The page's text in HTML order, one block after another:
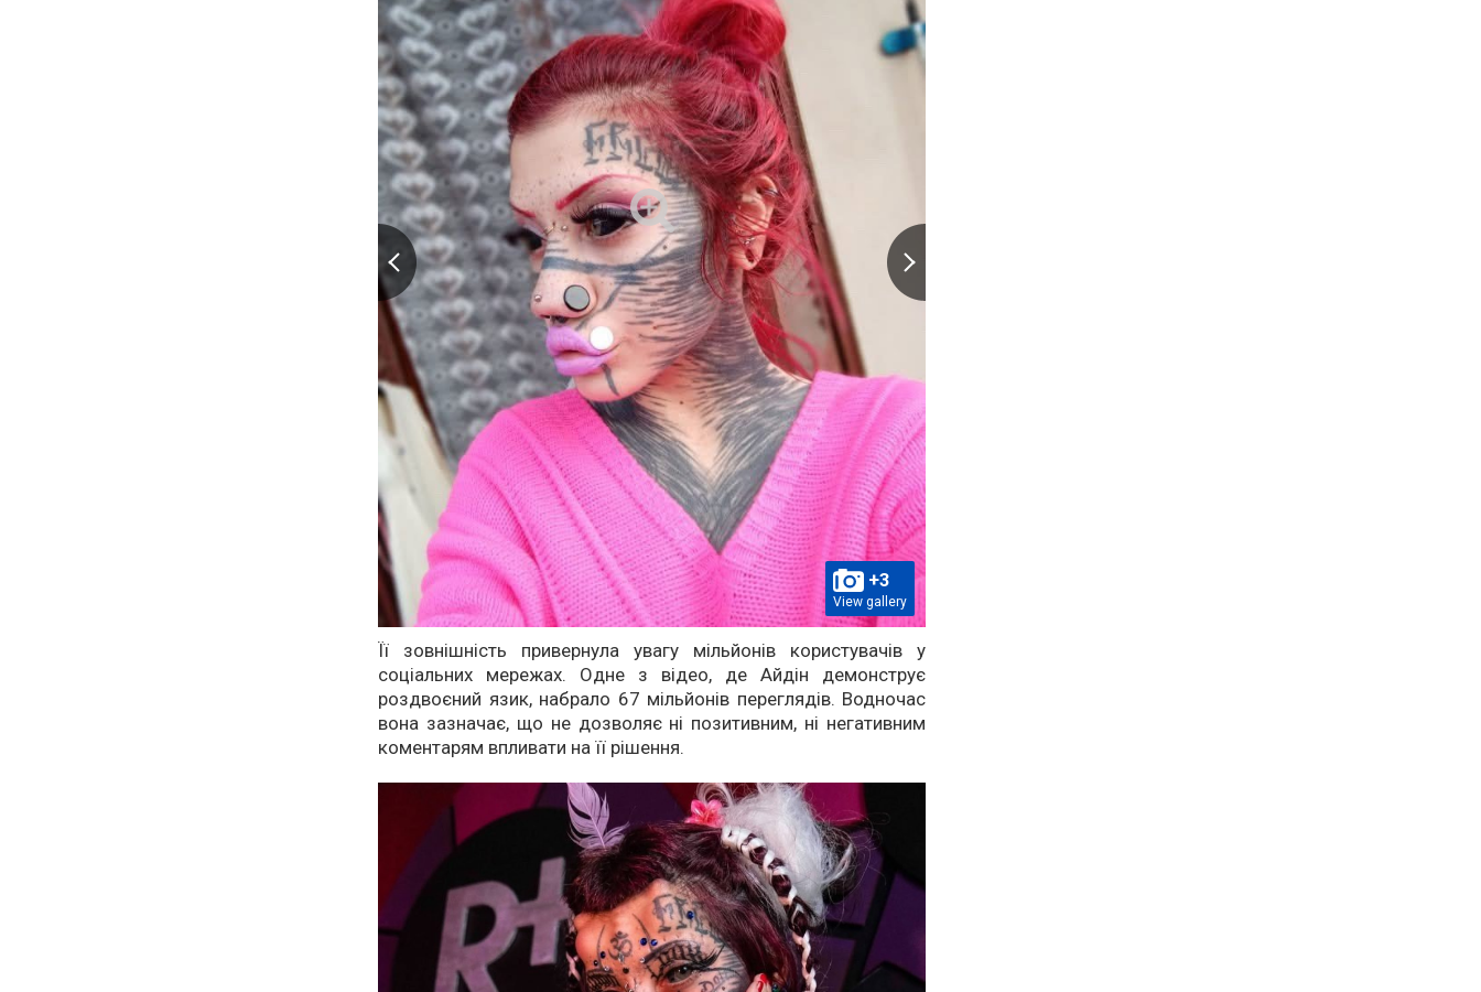
+3
View gallery
Її зовнішність привернула увагу мільйонів користувачів у
соціальних мережах. Одне з відео, де Айдін демонструє
роздвоєний язик, набрало 67 мільйонів переглядів. Водночас
вона зазначає, що не дозволяє ні позитивним, ні негативним
коментарям впливати на її рішення.